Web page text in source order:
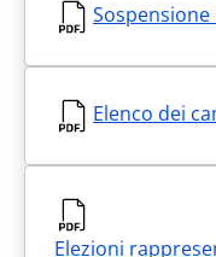
Sospensione
Elenco dei
Elezioni